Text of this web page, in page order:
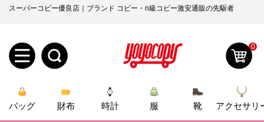
スーパーコピー優良店｜ブランド コピー・n級コピー激安通販の先駆者
規
ロ
0
バッグ 財布 時計 服 靴
アクセサリ